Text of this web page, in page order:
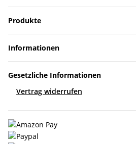
Produkte
Informationen
Gesetzliche Informationen
Vertrag widerrufen